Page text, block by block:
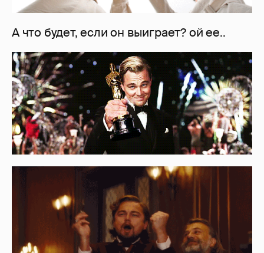
А что будет, если он выиграет? ой ее..